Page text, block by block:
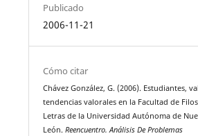
Publicado
2006-11-21
Cómo citar
Chávez González, G. (2006). Estudiantes,
tendencias valorales en la Facultad de
Letras de la Universidad Autónoma de
León.Reencuentro. Análisis De Problemas